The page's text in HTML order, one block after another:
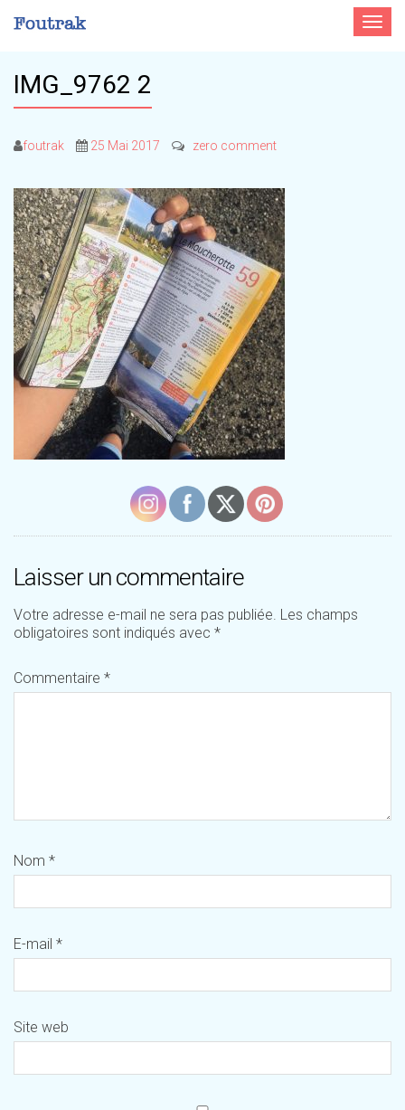
Toggle
IMG_9762 2
foutrak 25 Mai 2017 zero comment
Laisser un commentaire
Votre adresse e-mail ne sera pas publiée. Les champs
obligatoires sont indiqués avec *
Commentaire *
Nom *
E-mail *
Site web